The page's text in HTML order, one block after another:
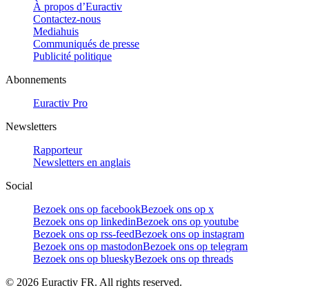
À propos d’Euractiv
Contactez-nous
Mediahuis
Communiqués de presse
Publicité politique
Abonnements
Euractiv Pro
Newsletters
Rapporteur
Newsletters en anglais
Social
Bezoek ons op facebookBezoek ons op x
Bezoek ons op linkedinBezoek ons op youtube
Bezoek ons op rss-feedBezoek ons op instagram
Bezoek ons op mastodonBezoek ons op telegram
Bezoek ons op blueskyBezoek ons op threads
© 2026 Euractiv FR. All rights reserved.